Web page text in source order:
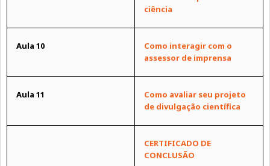
ciência
Aula 10
Como interagir com o
assessor de imprensa
Aula 11
Como avaliar seu projeto
de divulgação científica
CERTIFICADO DE
CONCLUSÃO